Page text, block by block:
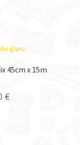
45cm x 15m
€